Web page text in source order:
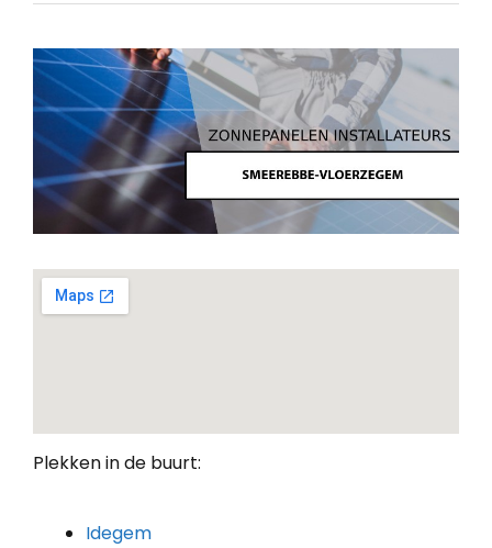
Plekken in de buurt:
Idegem